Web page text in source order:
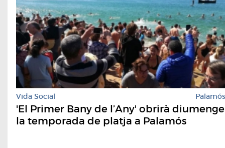
Vida Social Palamós
'El Primer Bany de l’Any' obrirà diumenge
la temporada de platja a Palamós